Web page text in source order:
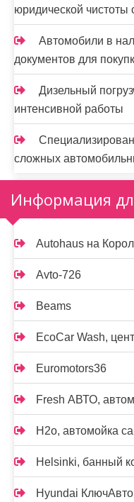
юридической чистоты
Автомобили в
документов для
Дизельный
интенсивной работы
сложных
Информация
Autohaus на
Avto-726
Beams
EcoCar Wash,
Euromotors36
Fresh АВТО,
H2o, автомойка
Helsinki, банный
Hyundai